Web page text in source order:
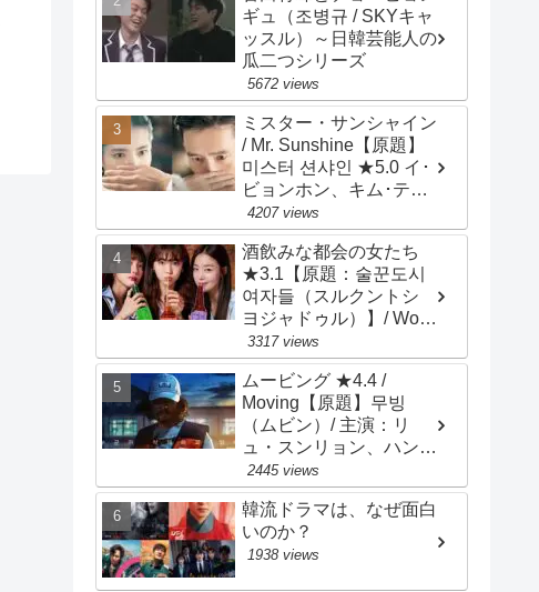
School / 主演：イ・ウン
セム、イェリ
ギュ（조병규 / SKYキャ
ッスル）～日韓芸能人の
瓜二つシリーズ
5672 views
ミスター・サンシャイン
/ Mr. Sunshine【原題】
미스터 션샤인 ★5.0 イ･
ビョンホン、キム･テ
リ、ユ･ヨンソク、ピョ
ン･ヨハン、チョ･ウジ
ン、キム･ビョンチョ
ル、キム･サラン、ペ･ジ
ョンナム、チェ･ムソン
4207 views
酒飲みな都会の女たち
★3.1【原題：술꾼도시
여자들（スルクントシ
ヨジャドゥル）】/ Work
Later, Drink Now /
Drinker City Women / 主
演：イ･ソンビン、ハン･
ソナ、チョン･ウンジ
3317 views
ムービング ★4.4 /
Moving【原題】무빙
（ムビン）/ 主演：リ
ュ・スンリョン、ハン・
ヒョジュ、チョ・インソ
ン
2445 views
韓流ドラマは、なぜ面白
いのか？
1938 views